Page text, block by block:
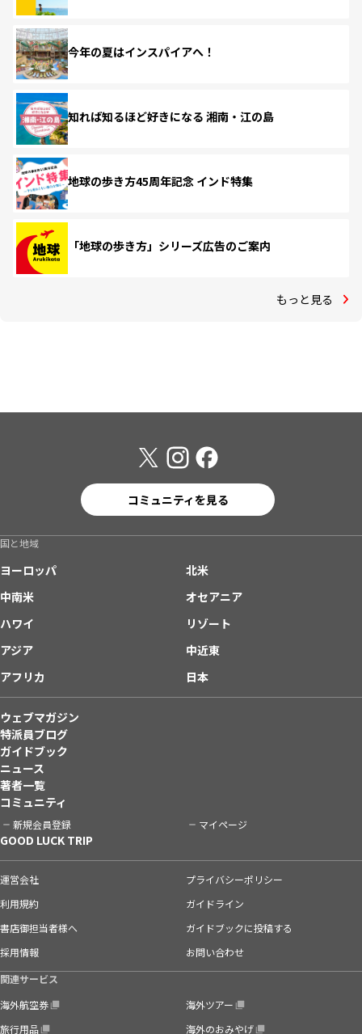
今年の夏はインスパイアへ！
知れば知るほど好きになる 湘南・江の島
地球の歩き方45周年記念 インド特集
「地球の歩き方」シリーズ広告のご案内
もっと見る
コミュニティを見る
国と地域
ヨーロッパ
北米
中南米
オセアニア
ハワイ
リゾート
アジア
中近東
アフリカ
日本
ウェブマガジン
特派員ブログ
ガイドブック
ニュース
著者一覧
コミュニティ
新規会員登録 マイページ
GOOD LUCK TRIP
運営会社
プライバシーポリシー
利用規約
ガイドライン
書店御担当者様へ
ガイドブックに投稿する
採用情報
お問い合わせ
関連サービス
海外航空券
海外ツアー
旅行用品
海外のおみやげ